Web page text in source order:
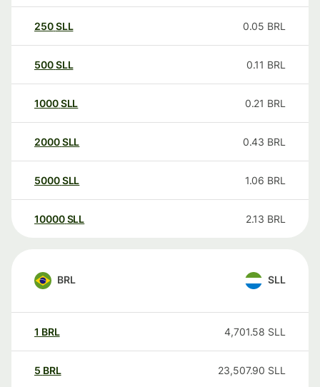
250SLL 0.05 BRL
500SLL 0.11 BRL
1000SLL 0.21 BRL
2000SLL 0.43 BRL
5000SLL 1.06 BRL
10000 SLL 2.13 BRL
BRL SLL
1 BRL 4,701.58 SLL
5 BRL 23,507.90 SLL